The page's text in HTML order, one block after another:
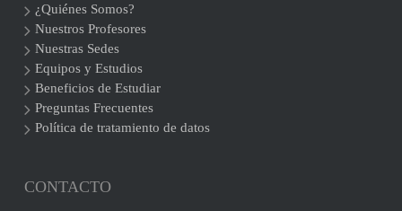
¿Quiénes Somos?
Nuestros Profesores
Nuestras Sedes
Equipos y Estudios
Beneficios de Estudiar
Preguntas Frecuentes
Política de tratamiento de datos
CONTACTO